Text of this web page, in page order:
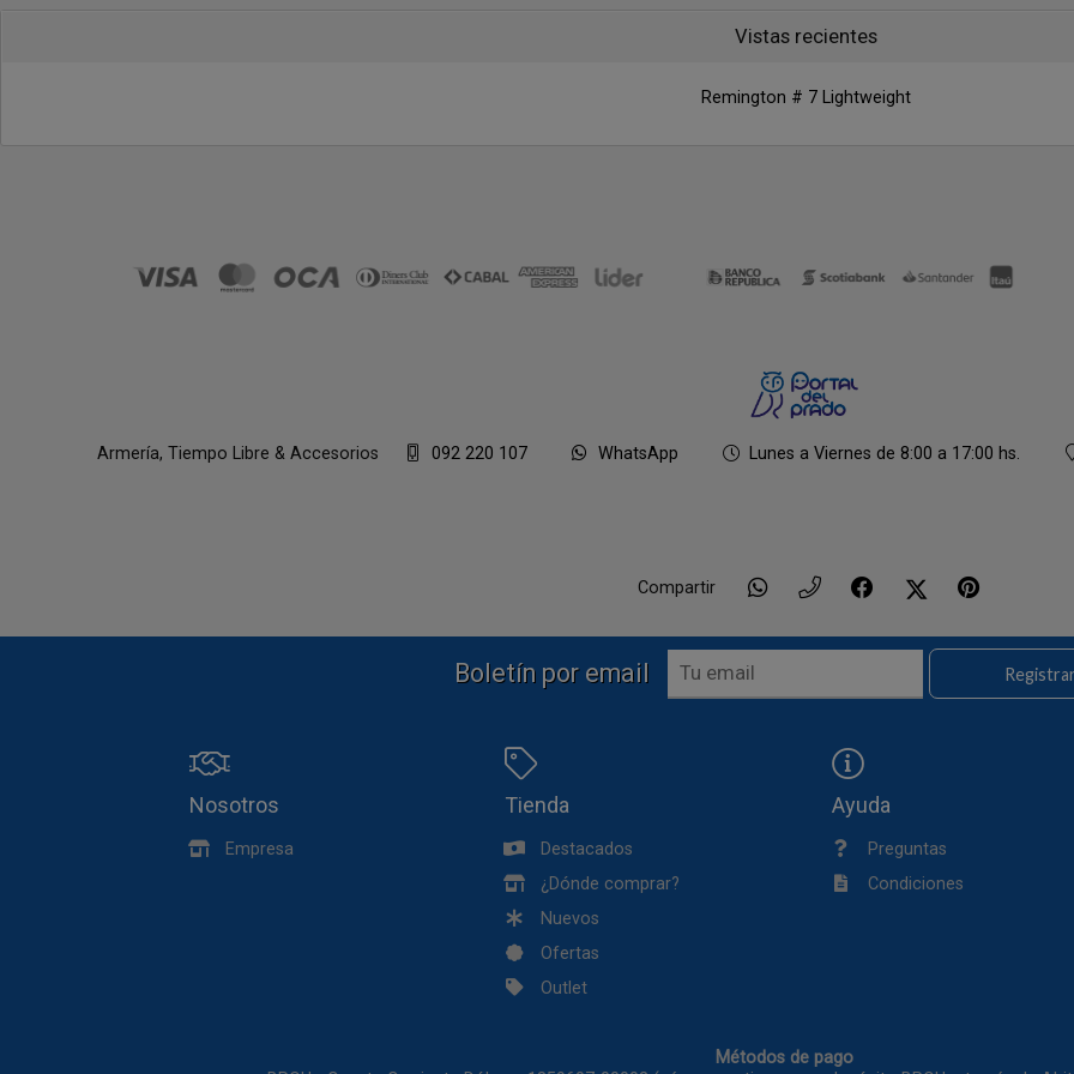
Vistas recientes
Remington # 7 Lightweight
Armería, Tiempo Libre & Accesorios 092 220 107 WhatsApp Lunes a Viernes de 8:00 a 17:00 hs.
Compartir
Boletín por email
Nosotros
Empresa
Tienda
Destacados
¿Dónde comprar?
Nuevos
Ofertas
Outlet
Ayuda
Preguntas
Condiciones
Métodos de pago